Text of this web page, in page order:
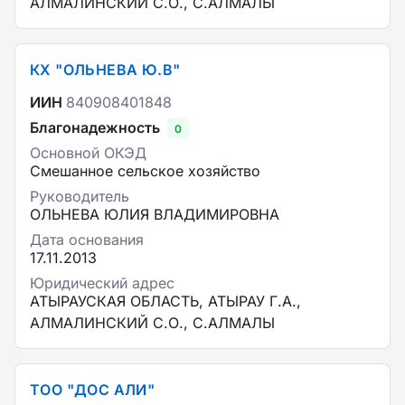
КХ "ОЛЬНЕВА Ю.В"
ИИН 840908401848
Благонадежность
0
Основной ОКЭД
Смешанное сельское хозяйство
Руководитель
ОЛЬНЕВА ЮЛИЯ ВЛАДИМИРОВНА
Дата основания
17.11.2013
Юридический адрес
АТЫРАУСКАЯ ОБЛАСТЬ, АТЫРАУ Г.А.,
АЛМАЛИНСКИЙ С.О., С.АЛМАЛЫ
ТОО "ДОС АЛИ"